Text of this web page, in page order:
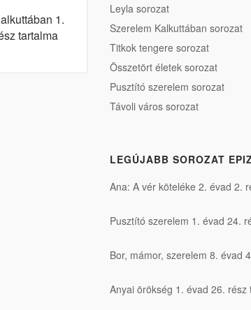
1.
tartalma
Leyla sorozat
Szerelem Kalkuttában sorozat
Titkok tengere sorozat
Összetört életek sorozat
Pusztító szerelem sorozat
Távoli város sorozat
LEGÚJABB SOROZAT
Ana: A vér köteléke 2. évad 2.
Pusztító szerelem 1. évad 24.
Bor, mámor, szerelem 8. évad
Anyai örökség 1. évad 26. rész